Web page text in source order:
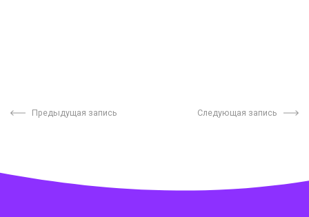
Предыдущая запись Следующая запись